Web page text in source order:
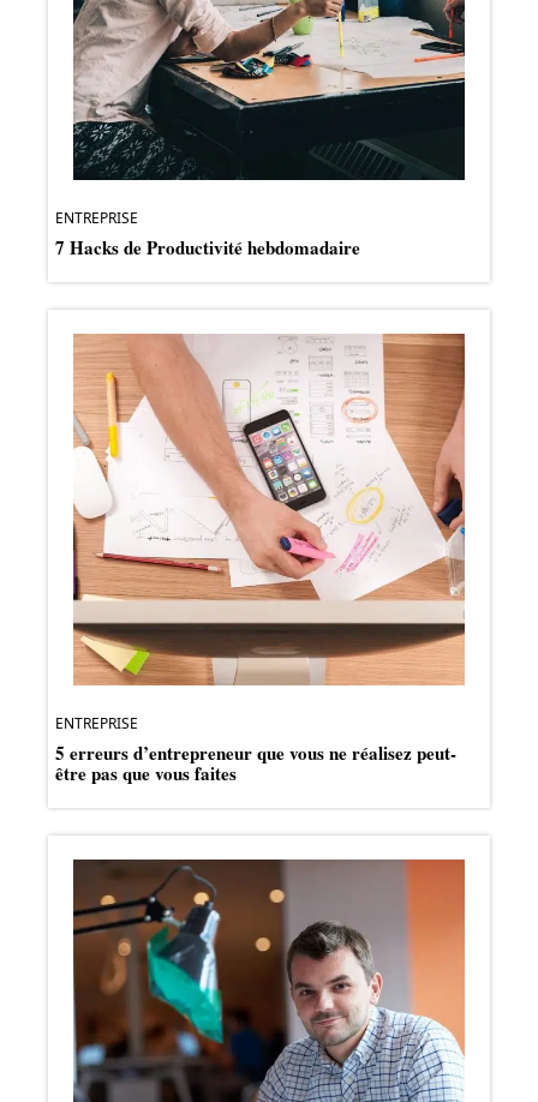
ENTREPRISE
7 Hacks de Productivité hebdomadaire
ENTREPRISE
5 erreurs d’entrepreneur que vous ne réalisez peut-
être pas que vous faites